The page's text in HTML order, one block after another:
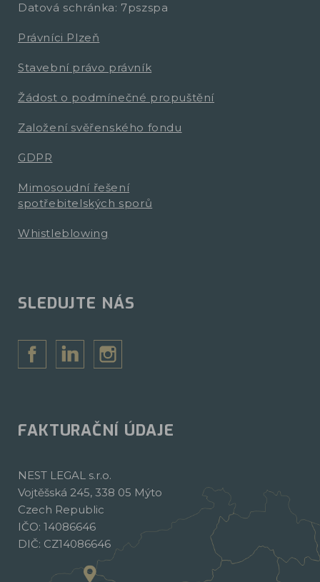
Datová schránka: 7pszspa
Právníci Plzeň
Stavební právo právník
Žádost o podmínečné propuštění
Založení svěřenského fondu
GDPR
Mimosoudní řešení
spotřebitelských sporů
Whistleblowing
SLEDUJTE NÁS
FAKTURAČNÍ ÚDAJE
NEST LEGAL s.r.o.
Vojtěšská 245, 338 05 Mýto
Czech Republic
IČO: 14086646
DIČ: CZ14086646